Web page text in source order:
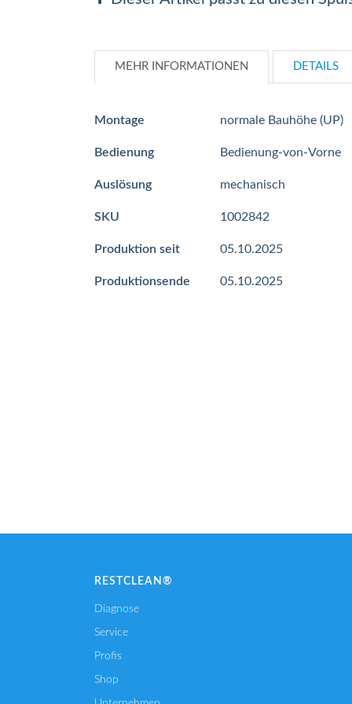
MEHR INFORMATIONEN
Mehr
Montage normale Bauhöhe (UP)
Bedienung Bedienung-von-Vorne
Auslösung mechanisch
SKU 1002842
Produktion seit 05.10.2025
Produktionsende 05.10.2025
DETAILS
RESTCLEAN®
Diagnose
Service
Profis
Shop